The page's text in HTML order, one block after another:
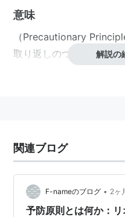
意味
（Precautionary
取り返しのつかない結果
危害原則、不快原則、 快
解説の
関連ブログ
F-nameのブログ • 2ヶ
予防原則とは何か：